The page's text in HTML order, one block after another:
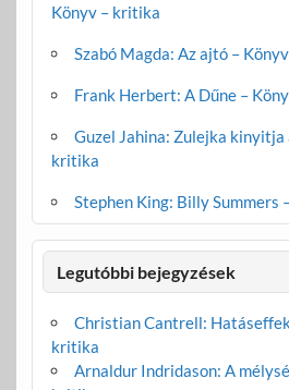
Könyv – kritika
Szabó Magda: Az ajtó –
Frank Herbert: A Dűne –
Guzel Jahina: Zulejka kinyitja
kritika
Stephen King: Billy Summers
Legutóbbi bejegyzések
Christian Cantrell:
kritika
Arnaldur Indridason: A